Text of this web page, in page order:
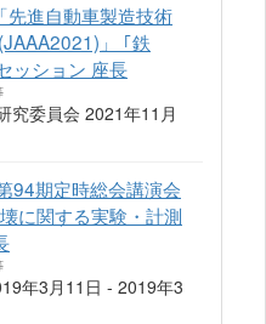
先進自動車製造技術
」 ｢鉄
ッション 座長
究委員会 2021年11月
94期定時総会講演会
に関する実験・計測
年3月11日 - 2019年3